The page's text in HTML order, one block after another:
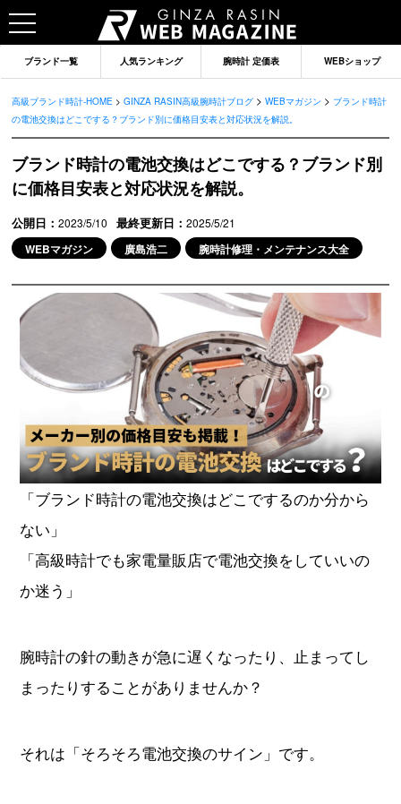
ブランドから記事を探す
ロレックス オメガ
オーデマピゲ パテックフィリップ
グランドセイコー
ン
チューダー タグホイヤー
カルティエ ランゲ＆ゾーネ
ブランド一覧 人気ランキング 腕時計 定価表 WEBショップ
高級ブランド時計-HOME >GINZA RASIN高級腕時計ブログ >WEBマガジン > ブランド時計
の電池交換はどこでする？ブランド別に価格目安表と対応状況を解説。
ブランド時計の電池交換はどこでする？ブランド別
に価格目安表と対応状況を解説。
公開日：2023/5/10 最終更新日：2025/5/21
WEBマガジン 廣島浩二 腕時計修理・メンテナンス大全
「ブランド時計の電池交換はどこでするのか分から
ない」
「高級時計でも家電量販店で電池交換をしていいの
か迷う」
腕時計の針の動きが急に遅くなったり、止まってし
まったりすることがありませんか？
それは「そろそろ電池交換のサイン」です。